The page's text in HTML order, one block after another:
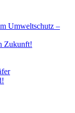
Umweltschutz –
Zukunft!